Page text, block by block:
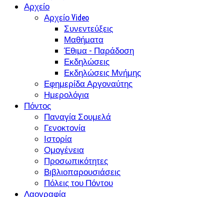
Αρχείο
Αρχείο Video
Συνεντεύξεις
Μαθήματα
Έθιμα - Παράδοση
Εκδηλώσεις
Εκδηλώσεις Μνήμης
Εφημερίδα Αργοναύτης
Ημερολόγια
Πόντος
Παναγία Σουμελά
Γενοκτονία
Ιστορία
Ομογένεια
Προσωπικότητες
Βιβλιοπαρουσιάσεις
Πόλεις του Πόντου
Λαογραφία